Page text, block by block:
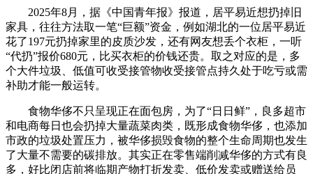
2025年8月，据《中国青年报》报道，居平易近想扔掉旧
家具，往往方法取一笔“巨额”资金，例如湖北的一位居平易近
花了197元扔掉家里的皮质沙发，还有网友想丢个衣柜，一听
“代扔”报价680元，比买衣柜的价钱还贵。取之对应的是，多
个大件垃圾、低值可收受接管物收受接管点持久处于吃亏或需
补助才能一般运转。
食物华侈不只呈现正在面包房，为了“日日鲜”，良多超市
和电商每日也会扔掉大量蔬菜肉类，既形成食物华侈，也添加
市政的垃圾处置压力，被华侈损毁食物的整个生命周期也发生
了大量不需要的碳排放。其实正在零售端削减华侈的方式有良
多，好比闭店前将临期产物打折发卖、低价发卖或赠送给员